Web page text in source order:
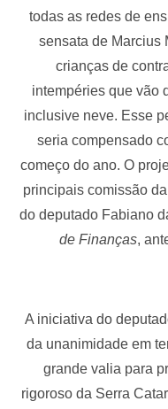
todas as redes de
sensata de Marcius
crianças de
intempéries que vão
inclusive neve. Esse
seria compensado
começo do ano. O
principais comissão
do deputado Fabiano
de Finanças,
A iniciativa do
da unanimidade em
grande valia para
rigoroso da Serra